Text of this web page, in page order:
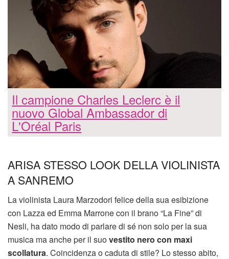
Il campione Charles Leclerc è il
nuovo Global Ambassador di
L'Oréal Paris
ARISA STESSO LOOK DELLA VIOLINISTA
A SANREMO
La violinista Laura Marzodori felice della sua esibizione
con Lazza ed Emma Marrone con il brano “La Fine” di
Nesli, ha dato modo di parlare di sé non solo per la sua
musica ma anche per il suovestito nero con maxi
scollatura. Coincidenza o caduta di stile? Lo stesso abito,